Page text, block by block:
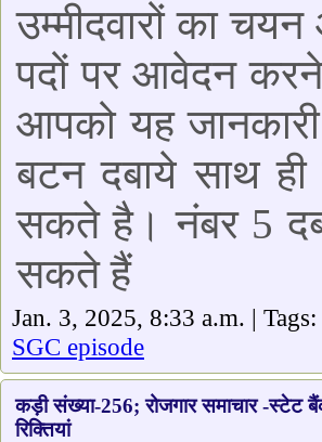
उम्मीदवारों का
पदों पर आवेदन
आपको यह जानकारी
बटन दबाये साथ
सकते है। नंबर 5
सकते हैं
Jan. 3, 2025, 8:33 a.m. | Tags:
SGC episode
कड़ी संख्या-256; रोजगार समाचार -स्टेट
रिक्तियां